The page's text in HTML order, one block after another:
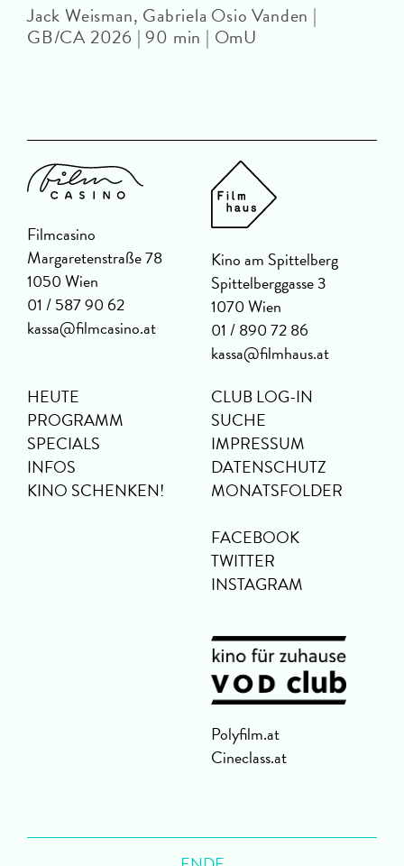
Jack Weisman, Gabriela Osio Vanden |
GB/CA 2026 | 90 min | OmU
Filmcasino
Margaretenstraße 78
1050 Wien
01 / 587 90 62
kassa@filmcasino.at
Kino am Spittelberg
Spittelberggasse 3
1070 Wien
01 / 890 72 86
kassa@filmhaus.at
HEUTE
PROGRAMM
SPECIALS
INFOS
KINO SCHENKEN!
CLUB LOG-IN
SUCHE
IMPRESSUM
DATENSCHUTZ
MONATSFOLDER
FACEBOOK
TWITTER
INSTAGRAM
Polyfilm.at
Cineclass.at